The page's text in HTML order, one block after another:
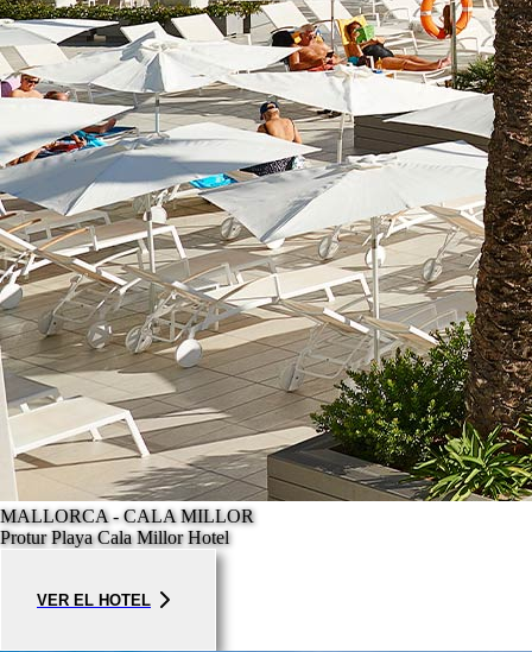
MALLORCA - CALA MILLOR
Protur Playa Cala Millor Hotel
VER EL HOTEL